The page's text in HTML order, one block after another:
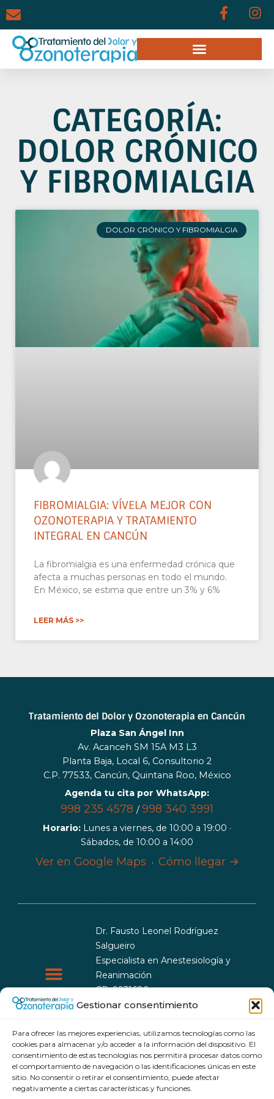
Gestionar consentimiento
Para ofrecer las mejores experiencias, utilizamos tecnologías como las
cookies para almacenar y/o acceder a la información del dispositivo. El
consentimiento de estas tecnologías nos permitirá procesar datos como
el comportamiento de navegación o las identificaciones únicas en este
sitio. No consentir o retirar el consentimiento, puede afectar
negativamente a ciertas características y funciones.
CATEGORÍA:
DOLOR CRÓNICO
Y FIBROMIALGIA
DOLOR CRÓNICO Y FIBROMIALGIA
FIBROMIALGIA: VÍVELA MEJOR CON
OZONOTERAPIA Y TRATAMIENTO
INTEGRAL EN CANCÚN
La fibromialgia es una enfermedad crónica que
afecta a muchas personas en todo el mundo.
En México, se estima que entre un 3% y 6%
LEER MÁS >>
Tratamiento del Dolor y Ozonoterapia en Cancún
Plaza San Ángel Inn
Av. Acanceh SM 15A M3 L3
Planta Baja, Local 6, Consultorio 2
C.P. 77533, Cancún, Quintana Roo, México
Agenda tu cita por WhatsApp:
998 235 4578 /998 340 3991
Horario: Lunes a viernes, de 10:00 a 19:00 ·
Sábados, de 10:00 a 14:00
Ver en Google Maps · Cómo llegar →
Dr. Fausto Leonel Rodríguez
Salgueiro
Especialista en Anestesiología y
Reanimación
CP: 9931680
CEsp: 9999993
© 2026 Tratamiento del dolor y Ozonoterapia. Todos los
derechos reservados.